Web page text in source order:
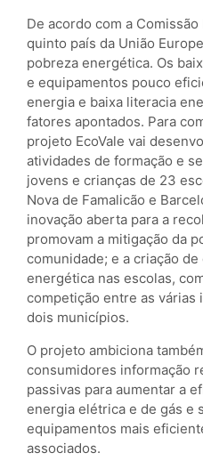
De acordo com a
quinto país da União
pobreza energética. Os
e equipamentos pouco
energia e baixa literacia
fatores apontados. Para
projeto EcoVale vai
atividades de formação e
jovens e crianças de 23
Nova de Famalicão e
inovação aberta para a
promovam a mitigação da
comunidade; e a criação
energética nas escolas,
competição entre as
dois municípios.
O projeto ambiciona
consumidores informação
passivas para aumentar a
energia elétrica e de gás e
equipamentos mais
associados.